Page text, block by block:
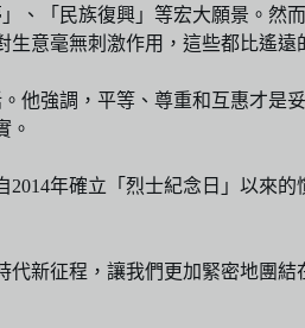
、「民族復興」等宏大願景。然
意毫無刺激作用，這些都比遙遠
他強調，平等、尊重和互惠才是
。
年確立「烈士紀念日」以來
代新征程，讓我們更加緊密地團